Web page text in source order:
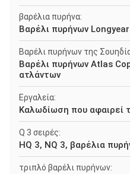
βαρέλια πυρήνα:
Βαρέλι πυρήνων
Βαρέλι πυρήνων της
Βαρέλι πυρήνων Atlas
ατλάντων
Εργαλεία:
Καλωδίωση που αφαιρεί
Q 3 σειρές:
HQ 3, NQ 3, βαρέλια
τριπλό βαρέλι πυρήνων: